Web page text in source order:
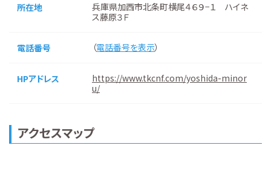
所在地
兵庫県加西市北条町横尾４６９−１ ハイネ
ス藤原３Ｆ
電話番号 （電話番号を表示）
HPアドレス
https://www.tkcnf.com/yoshida-minor
u/
アクセスマップ